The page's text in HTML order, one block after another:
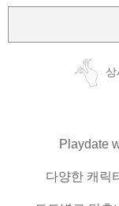
Playdate
다양한 캐릭